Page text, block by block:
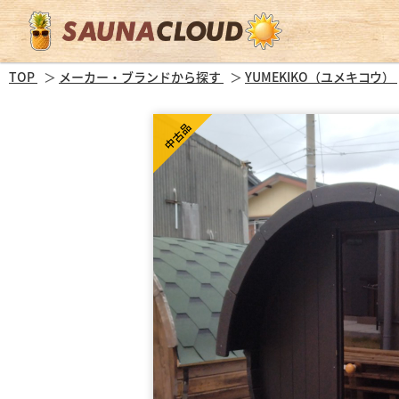
TOP メーカー・ブランドから探す YUMEKIKO（ユメキコウ）
中古品